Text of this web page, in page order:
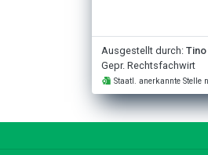
Ausgestellt durch:
Gepr. Rechtsfachwirt
Staatl. anerkannte Stelle